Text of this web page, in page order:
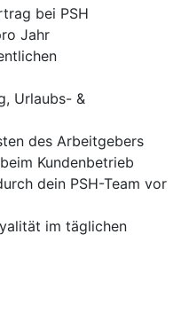
bei PSH
Jahr
Urlaubs- &
des Arbeitgebers
Kundenbetrieb
dein PSH-Team vor
im täglichen